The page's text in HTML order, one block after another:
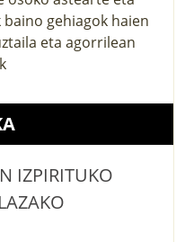
gehiagok haien
eta agorrilean
IZPIRITUKO